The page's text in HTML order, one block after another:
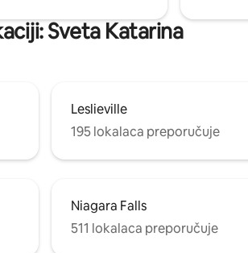
Sveta Katarina
Leslieville
195 lokalaca preporučuje
Niagara Falls
511 lokalaca preporučuje